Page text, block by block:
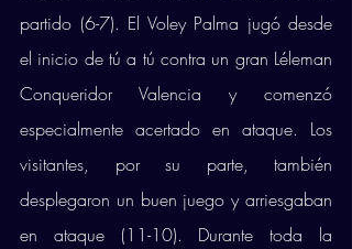
partido (6-7). El Voley Palma jugó desde
el inicio de tú a tú contra un gran Léleman
Conqueridor Valencia y comenzó
especialmente acertado en ataque. Los
visitantes, por su parte, también
desplegaron un buen juego y arriesgaban
en ataque (11-10). Durante toda la